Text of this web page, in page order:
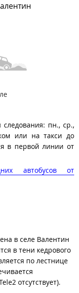
пн., ср.,
или на такси до
в первой линии от
автобусов от
в селе Валентин
в тени кедрового
по лестнице
отсутствует).